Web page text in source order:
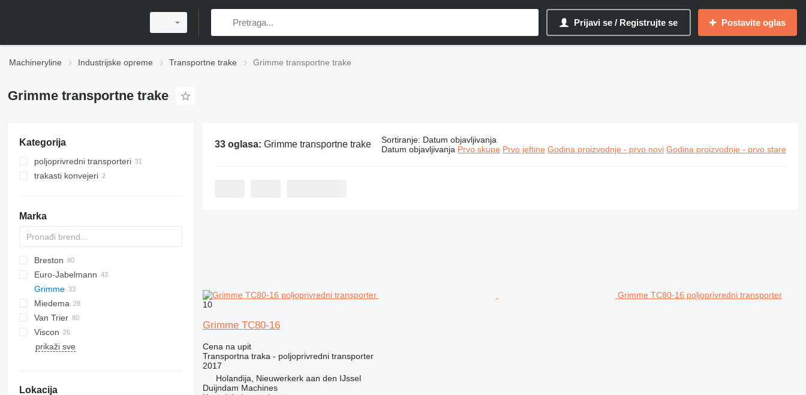
Prijavi se / Registrujte se Postavite oglas
Machineryline Industrijske opreme Transportne trake Grimme transportne trake
Grimme transportne trake
Kategorija
poljoprivredni transporteri
trakasti konvejeri
Marka
BM
Breston
Euro-Jabelmann
Grimme
SE
SE 150
SL
Miedema
LBV
MC
SB
Van Trier
Viscon
W-series
prikaži sve
Lokacija
33 oglasa: Grimme transportne trake Sortiranje: Datum objavljivanja
Datum objavljivanja Prvo skupe Prvo jeftine Godina proizvodnje - prvo novi Godina proizvodnje - prvo stare
Grimme TC80-16 poljoprivredni transporter
10
Grimme TC80-16
Cena na upit
Transportna traka - poljoprivredni transporter
2017
Holandija, Nieuwerkerk aan den IJssel
Duijndam Machines